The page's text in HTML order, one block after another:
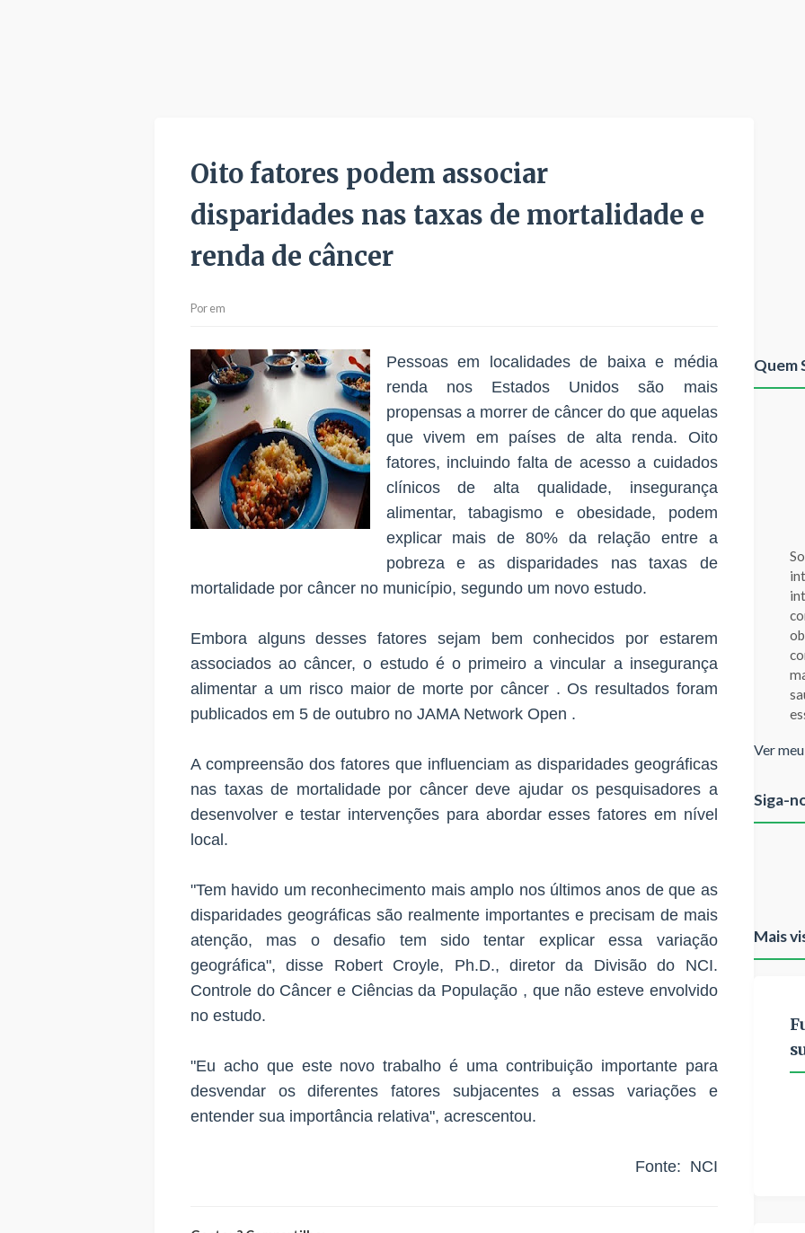
Oito fatores podem associar
disparidades nas taxas de mortalidade e
renda de câncer
Porem
Pessoas em localidades de baixa e média
renda nos Estados Unidos são mais
propensas a morrer de câncer do que aquelas
que vivem em países de alta renda. Oito
fatores, incluindo falta de acesso a cuidados
clínicos de alta qualidade, insegurança
alimentar, tabagismo e obesidade, podem
explicar mais de 80% da relação entre a
pobreza e as disparidades nas taxas de
mortalidade por câncer no município, segundo um novo estudo.
Embora alguns desses fatores sejam bem conhecidos por estarem
associados ao câncer, o estudo é o primeiro a vincular a insegurança
alimentar a um risco maior de morte por câncer . Os resultados foram
publicados em 5 de outubro no JAMA Network Open .
A compreensão dos fatores que influenciam as disparidades geográficas
nas taxas de mortalidade por câncer deve ajudar os pesquisadores a
desenvolver e testar intervenções para abordar esses fatores em nível
local.
"Tem havido um reconhecimento mais amplo nos últimos anos de que as
disparidades geográficas são realmente importantes e precisam de mais
atenção, mas o desafio tem sido tentar explicar essa variação
geográfica", disse Robert Croyle, Ph.D., diretor da Divisão do NCI.
Controle do Câncer e Ciências da População , que não esteve envolvido
no estudo.
"Eu acho que este novo trabalho é uma contribuição importante para
desvendar os diferentes fatores subjacentes a essas variações e
entender sua importância relativa", acrescentou.
Fonte: NCI
Quem
Ver
Siga-
Mais